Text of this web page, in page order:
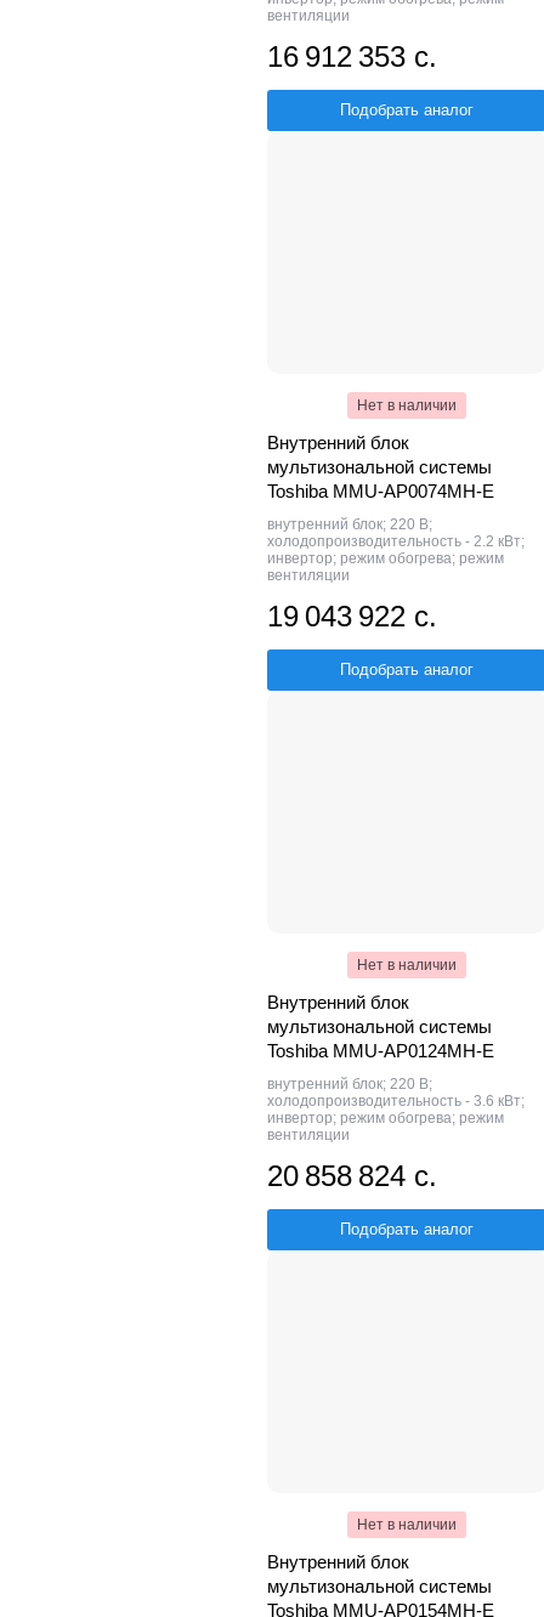
вентиляции
16 912 353 с.
Подобрать аналог
Нет в наличии
Внутренний блок
мультизональной системы
Toshiba MMU-AP0074MH-E
внутренний блок; 220 В;
холодопроизводительность - 2.2 кВт;
инвертор; режим обогрева; режим
вентиляции
19 043 922 с.
Подобрать аналог
Нет в наличии
Внутренний блок
мультизональной системы
Toshiba MMU-AP0124MH-E
внутренний блок; 220 В;
холодопроизводительность - 3.6 кВт;
инвертор; режим обогрева; режим
вентиляции
20 858 824 с.
Подобрать аналог
Нет в наличии
Внутренний блок
мультизональной системы
Toshiba MMU-AP0154MH-E